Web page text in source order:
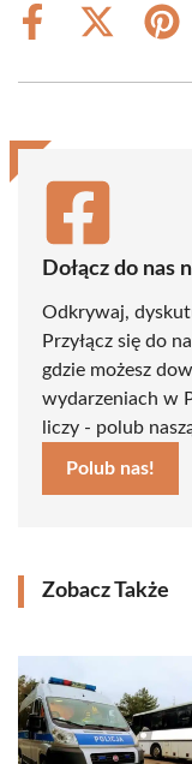
Share
Share
(Twitter)
Dołącz do nas
Odkrywaj,
Przyłącz się do
gdzie możesz
wydarzeniach w
liczy - polub
Polub nas!
Zobacz Także